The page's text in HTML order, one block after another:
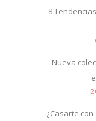
8
Nueva
¿Casarte